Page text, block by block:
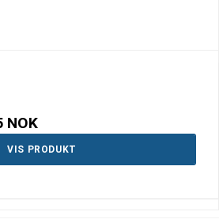
NOK
VIS PRODUKT